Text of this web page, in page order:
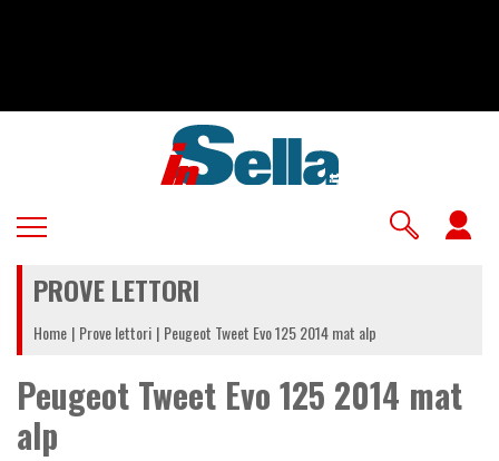
PROVE LETTORI
Home Prove lettori Peugeot Tweet Evo 125 2014 mat alp
Peugeot Tweet Evo 125 2014 mat
alp